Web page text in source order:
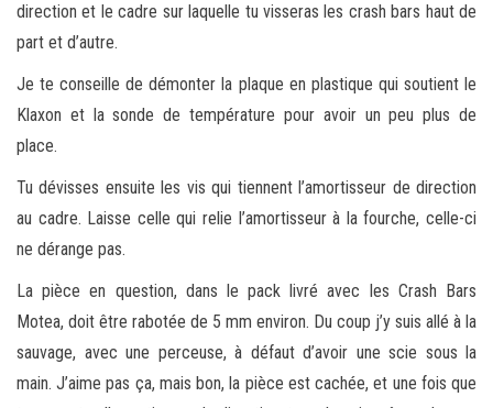
direction et le cadre sur laquelle tu visseras les crash bars haut de
part et d’autre.
Je te conseille de démonter la plaque en plastique qui soutient le
Klaxon et la sonde de température pour avoir un peu plus de
place.
Tu dévisses ensuite les vis qui tiennent l’amortisseur de direction
au cadre. Laisse celle qui relie l’amortisseur à la fourche, celle-ci
ne dérange pas.
La pièce en question, dans le pack livré avec les Crash Bars
Motea, doit être rabotée de 5 mm environ. Du coup j’y suis allé à la
sauvage, avec une perceuse, à défaut d’avoir une scie sous la
main. J’aime pas ça, mais bon, la pièce est cachée, et une fois que